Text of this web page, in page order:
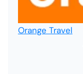
Orange Travel